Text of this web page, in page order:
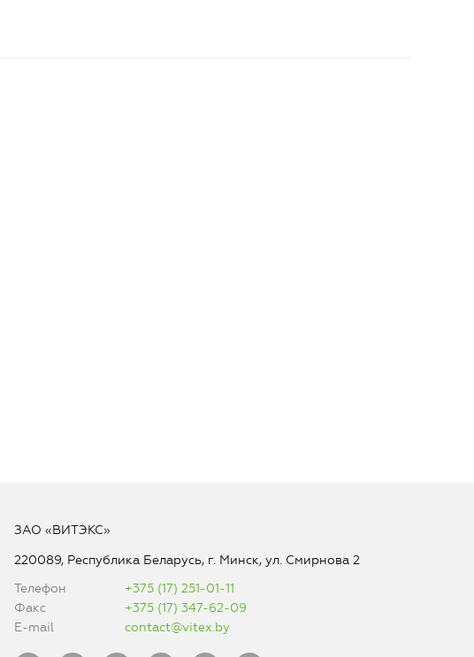
ЗАО «ВИТЭКС»
220089, Республика Беларусь, г. Минск, ул. Смирнова 2
Телефон
+375 (17) 251-01-11
Факс
+375 (17) 347-62-09
E-mail
contact@vitex.by